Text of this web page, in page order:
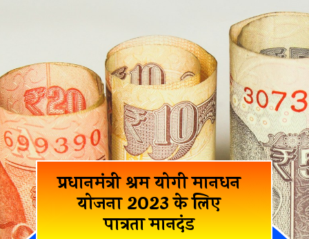
प्रधानमंत्री श्रम योगी मानधन
योजना 2023 के लिए
पात्रता मानदंड